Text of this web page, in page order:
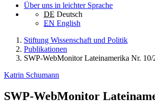
Über uns in leichter Sprache
DE Deutsch
EN English
Stiftung Wissenschaft und Politik
Publikationen
SWP-WebMonitor Lateinamerika Nr. 10/
Katrin Schumann
SWP-WebMonitor